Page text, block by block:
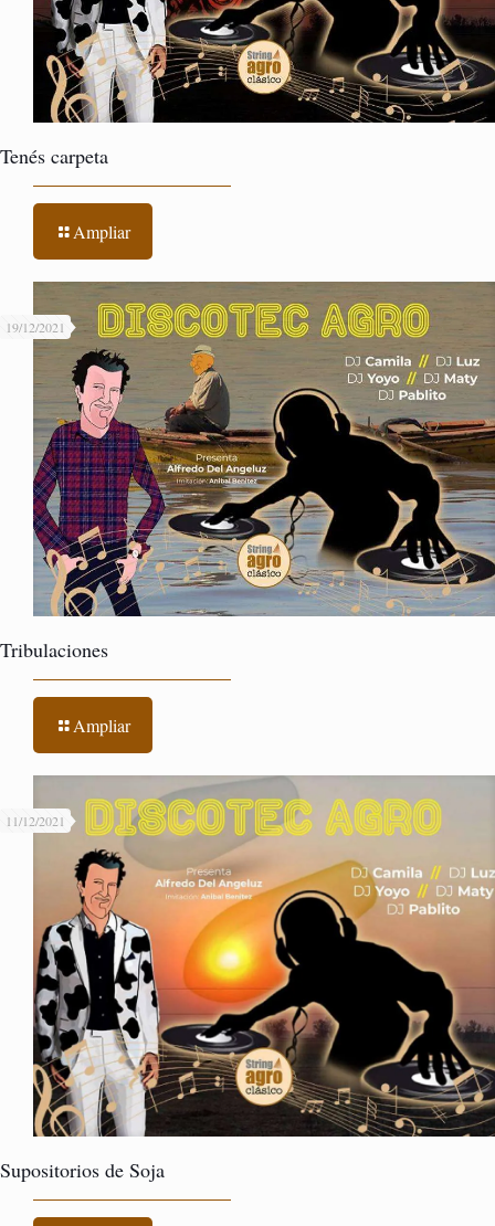
Tenés carpeta
Ampliar
19/12/2021
Tribulaciones
Ampliar
11/12/2021
Supositorios de Soja